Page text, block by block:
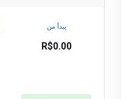
يبدأ من
R$0.00